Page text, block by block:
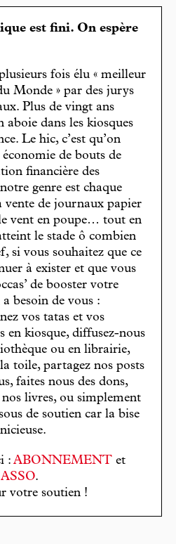
est fini. On espère
fois élu « meilleur
Monde » par des jurys
Plus de vingt ans
aboie dans les kiosques
Le hic, c’est qu’on
de bouts de
financière des
genre est chaque
de journaux papier
vent en poupe… tout en
le stade ô combien
si vous souhaitez que ce
à exister et que vous
de booster votre
besoin de vous :
vos tatas et vos
en kiosque, diffusez-nous
ou en librairie,
toile, partagez nos posts
faites nous des dons,
livres, ou simplement
de soutien car la bise
: ABONNEMENT et
.
votre soutien !